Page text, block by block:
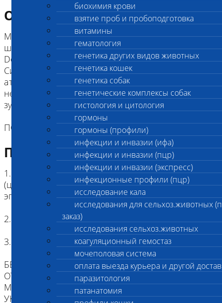
биохимия крови
взятие проб и пробоподготовка
витамины
гематология
генетика других видов животных
генетика кошек
генетика собак
генетические комплексы собак
гистология и цитология
гормоны
гормоны (профили)
инфекции и инвазии (ифа)
инфекции и инвазии (пцр)
инфекции и инвазии (экспресс)
инфекционные профили (пцр)
исследование кала
исследования для сельхоз.животных
заказ)
исследования сельхоз.животных
коагуляционный гемостаз
мочеполовая система
оплата выезда курьера и другой
паразитология
патанатомия
Описание исследования
Мутация, приводящая к синдрому Барде-Бидля у
шелти была обнаружена в ходе проекта «Give a
Dog a Genome».
Синдром проявляется в виде прогрессирующей
атрофии сетчатки, вздернутого носа,
нестандартной волнистой шерсти и дефектов
зубов.
ПОРОДА: шелти.
Подготовка к исследованию
1. Кровь (2 мл) в пробирке с антикоагулянтом.
(цитрат натрия, К3ЭДТА, К2ЭДТА) , буккальный
эпителий
2. Копия родословной
3. Наличие клейма или чипа
БЕЗ ИДЕНТИФИКАЦИИ, МЫ НЕ НЕСЕМ
ОТВЕТСТВЕННОСТИ, ЧТО ПРИСЛАННЫЙ
МАТЕРИАЛ ПРИНАДЛЕЖИТ ЖИВОТНОМУ
УКАЗАННОМУ В НАПРАВЛЕНИИ.